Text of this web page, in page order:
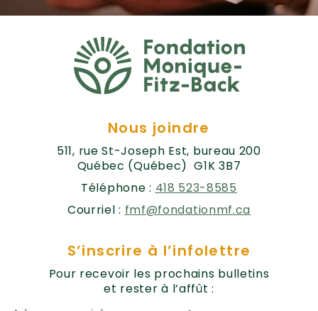
Nous joindre
511, rue St-Joseph Est, bureau 200
Québec (Québec) G1K 3B7
Téléphone : 418 523-8585
Courriel : fmf@fondationmf.ca
S’inscrire à l’infolettre
Pour recevoir les prochains bulletins
et rester à l’affût :